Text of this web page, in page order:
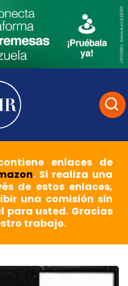
enlaces de
. Si realiza una
de estos enlaces,
una comisión sin
para usted. Gracias
trabajo.